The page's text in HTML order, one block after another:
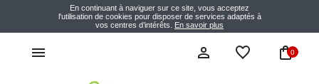
En continuant à naviguer sur ce site, vous acceptez
l'utilisation de cookies pour disposer de services adaptés à
vos centres d’intérêts. En savoir plus
0